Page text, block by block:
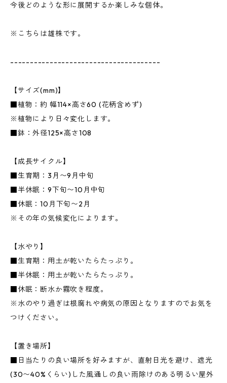
今後どのような形に展開するか楽しみな個体。
※こちらは雄株です。
--------------------------------------
【サイズ(mm)】
■植物：約 幅114×高さ60 (花柄含めず)
※植物により日々変化します。
■鉢：外径125×高さ108
【成長サイクル】
■生育期：3月〜9月中旬
■半休眠：9下旬〜10月中旬
■休眠：10月下旬〜2月
※その年の気候変化によります。
【水やり】
■生育期：用土が乾いたらたっぷり。
■半休眠：用土が乾いたらたっぷり。
■休眠：断水か霧吹き程度。
※水のやり過ぎは根腐れや病気の原因となりますのでお気を
つけください。
【置き場所】
■日当たりの良い場所を好みますが、直射日光を避け、遮光
(30〜40%くらい)した風通しの良い雨除けのある明るい屋外